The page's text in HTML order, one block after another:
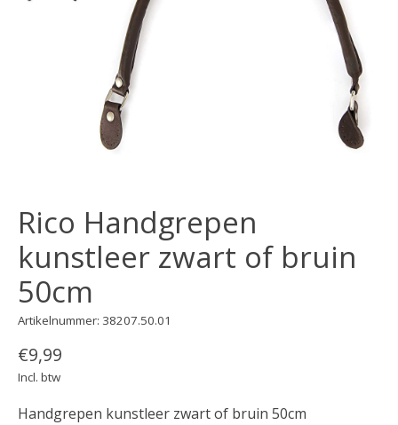
Rico Handgrepen
kunstleer zwart of bruin
50cm
Artikelnummer: 38207.50.01
€9,99
Incl. btw
Handgrepen kunstleer zwart of bruin 50cm